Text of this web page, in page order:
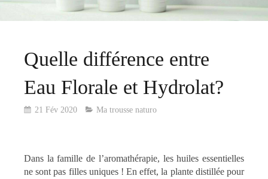
Quelle différence entre
Eau Florale et Hydrolat?
21 Fév 2020 Ma trousse naturo
Dans la famille de l’aromathérapie, les huiles essentielles
ne sont pas filles uniques ! En effet, la plante distillée pour